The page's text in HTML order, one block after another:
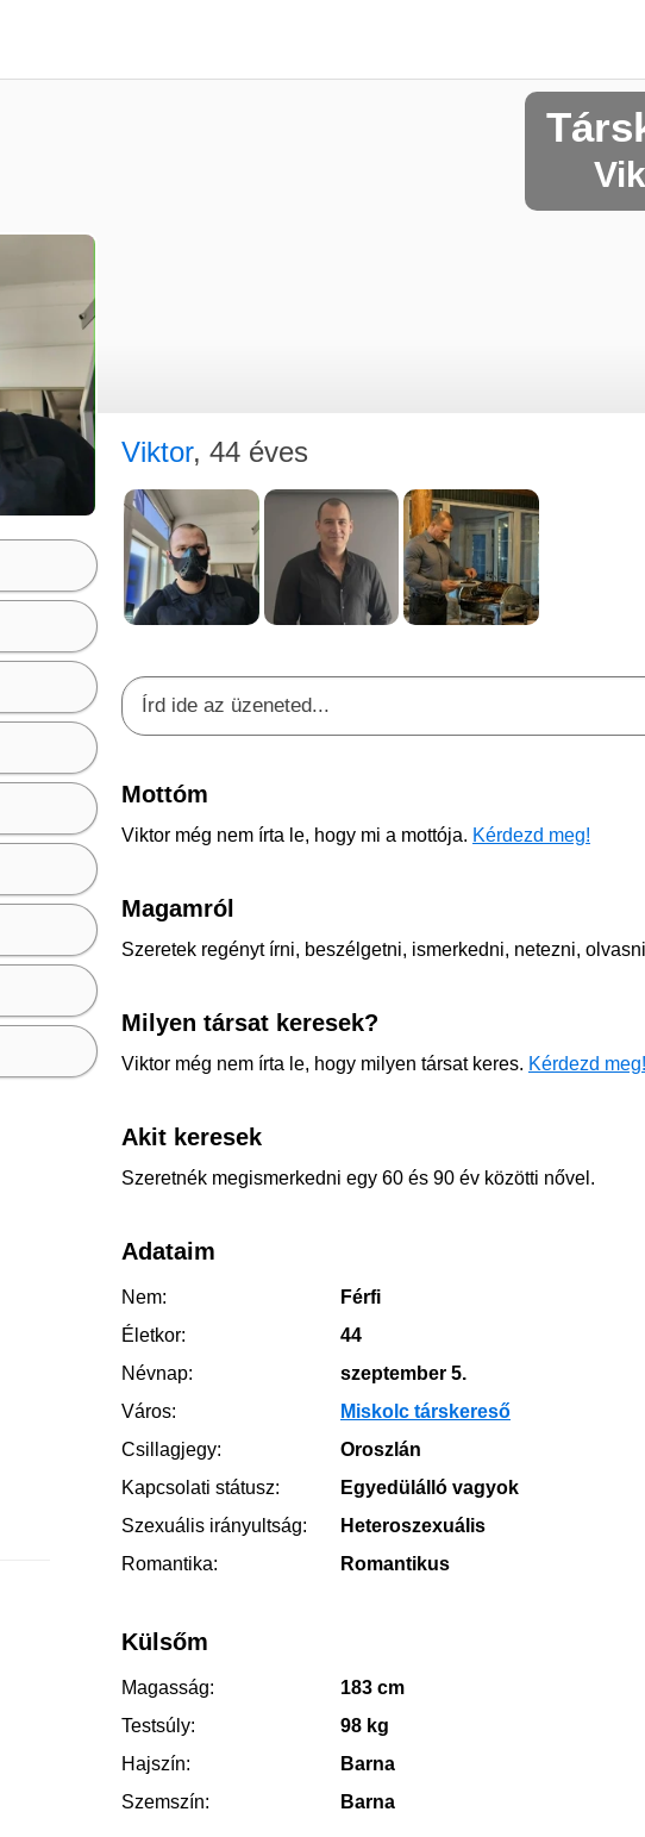
Viktor, 44 éves
Mottóm
Viktor még nem írta le, hogy mi a mottója. Kérdezd meg!
Magamról
Szeretek regényt írni, beszélgetni, ismerkedni, netezni,
Milyen társat keresek?
Viktor még nem írta le, hogy milyen társat keres. Kérdezd meg!
Akit keresek
Szeretnék megismerkedni egy 60 és 90 év közötti nővel.
Adataim
Nem:
Férfi
Életkor:
44
Névnap:
szeptember 5.
Város:
Miskolc társkereső
Csillagjegy:
Oroszlán
Kapcsolati státusz:
Egyedülálló vagyok
Szexuális irányultság:
Heteroszexuális
Romantika:
Romantikus
Külsőm
Magasság:
183 cm
Testsúly:
98 kg
Hajszín:
Barna
Szemszín:
Barna